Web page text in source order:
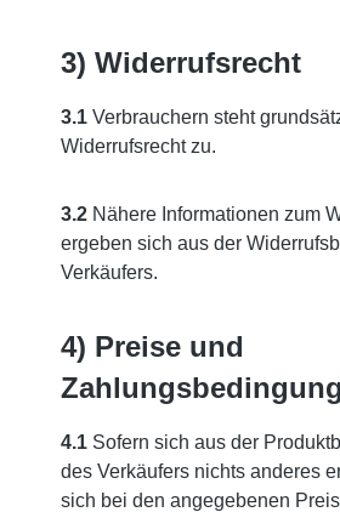
3) Widerrufsrecht
3.1 Verbrauchern steht
Widerrufsrecht zu.
3.2 Nähere Informationen zum
ergeben sich aus der
Verkäufers.
4) Preise und
4.1 Sofern sich aus der
des Verkäufers nichts anderes
sich bei den angegebenen